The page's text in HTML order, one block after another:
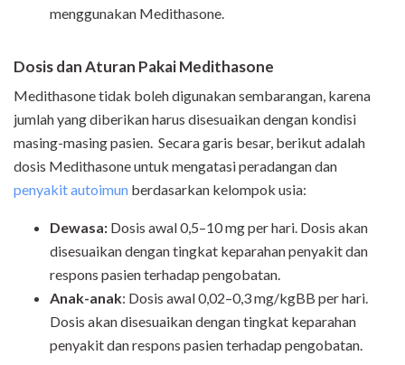
menggunakan Medithasone.
Dosis dan Aturan Pakai Medithasone
Medithasone tidak boleh digunakan sembarangan, karena
jumlah yang diberikan harus disesuaikan dengan kondisi
masing-masing pasien. Secara garis besar, berikut adalah
dosis Medithasone untuk mengatasi peradangan dan
penyakit autoimun berdasarkan kelompok usia:
Dewasa: Dosis awal 0,5–10 mg per hari. Dosis akan
disesuaikan dengan tingkat keparahan penyakit dan
respons pasien terhadap pengobatan.
Anak-anak: Dosis awal 0,02–0,3 mg/kgBB per hari.
Dosis akan disesuaikan dengan tingkat keparahan
penyakit dan respons pasien terhadap pengobatan.